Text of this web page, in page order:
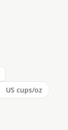
US cups/oz